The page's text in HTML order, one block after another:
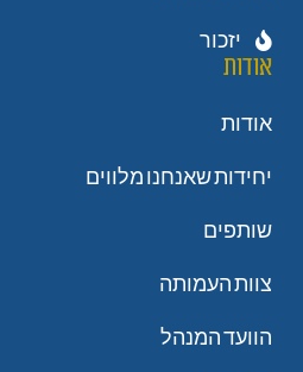
יזכור
אודות
אודות
יחידות שאנחנו מלווים
שותפים
צוות העמותה
הוועד המנהל